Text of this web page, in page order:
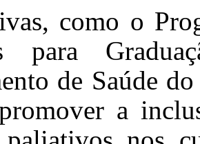
como o
para
de Saúde
a